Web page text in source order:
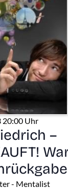
20:00 Uhr
–
- Mentalist